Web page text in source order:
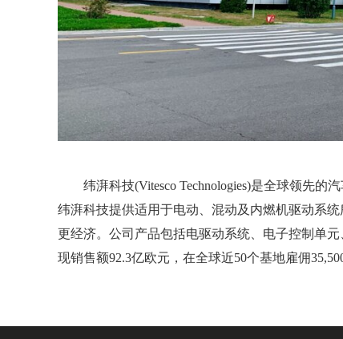
纬湃科技(Vitesco Technologies)是全球领先的
纬湃科技提供适用于电动、混动及内燃机驱动系
更经济。公司产品包括电驱动系统、电子控制单
现销售额92.3亿欧元，在全球近50个基地雇佣